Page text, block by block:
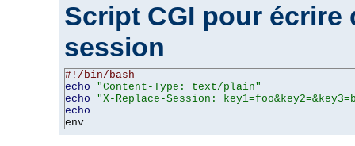
Script CGI pour écrire
session
#!/bin/bash
echo
"Content-Type: text/plain"
echo
"X-Replace-Session:
echo
env